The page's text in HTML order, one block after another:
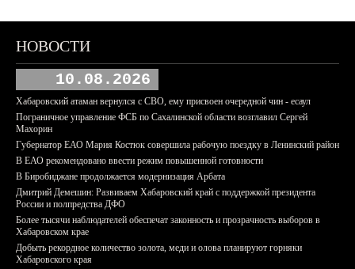
НОВОСТИ
10.08.2026
Хабаровский атаман вернулся с СВО, ему присвоен очередной чин - есаул
Пограничное управление ФСБ по Сахалинской области возглавил Сергей
Махорин
Губернатор ЕАО Мария Костюк совершила рабочую поездку в Ленинский район
В ЕАО рекомендовано ввести режим повышенной готовности
В Биробиджане продолжается модернизация Арбата
Дмитрий Демешин: Развиваем Хабаровский край с поддержкой президента
России и полпредства ДФО
Более тысячи наблюдателей обеспечат законность и прозрачность выборов в
Хабаровском крае
Добыть рекордное количество золота, меди и олова планируют горняки
Хабаровского края